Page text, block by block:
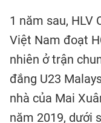
1 năm sau, HLV
Việt Nam đoạt
nhiên ở trận
đắng U23
nhà của Mai
năm 2019, dưới